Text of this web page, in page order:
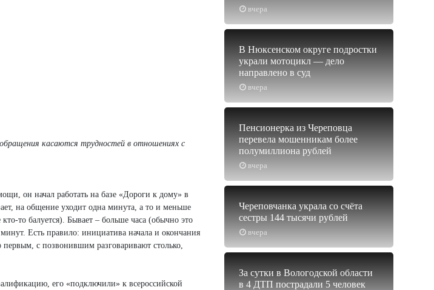
касаются трудностей в отношениях с
он начал работать на базе «Дороги к дому» в
на общение уходит одна минута, а то и меньше
то балуется). Бывает – больше часа (обычно это
Есть правило: инициатива начала и окончания
первым, с позвонившим разговаривают столько,
его «подключили» к всероссийской
вчера
вчера
В Нюксенском округе подростки
украли мотоцикл — дело
направлено в суд
вчера
Пенсионерка из Череповца
перевела мошенникам более
полумиллиона рублей
вчера
Череповчанка украла со счёта
сестры 144 тысячи рублей
За сутки в Вологодской области
в 4 ДТП пострадали 5 человек